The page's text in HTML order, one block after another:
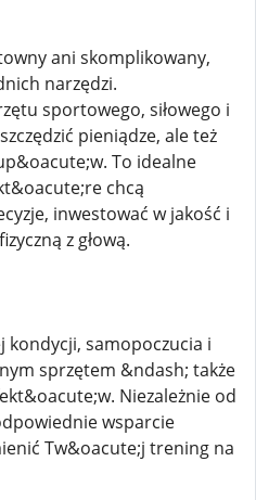
ani skomplikowany,
narzędzi.
sportowego, siłowego i
pieniądze, ale też
To idealne
chcą
inwestować w jakość i
z głową.
kondycji, samopoczucia i
sprzętem &ndash; także
Niezależnie od
wsparcie
Tw&oacute;j trening na